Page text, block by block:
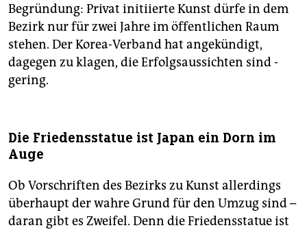
Begründung: Privat initiierte Kunst dürfe in dem
Bezirk nur für zwei Jahre im öffentlichen Raum
stehen. Der Korea-Verband hat ­angekündigt,
dagegen zu klagen, die Erfolgsaussichten sind ­
gering.
Die Friedensstatue ist Japan ein Dorn im
Auge
Ob Vorschriften des Bezirks zu Kunst allerdings
überhaupt der wahre Grund für den Umzug sind –
daran gibt es Zweifel. Denn die ­Friedensstatue ist